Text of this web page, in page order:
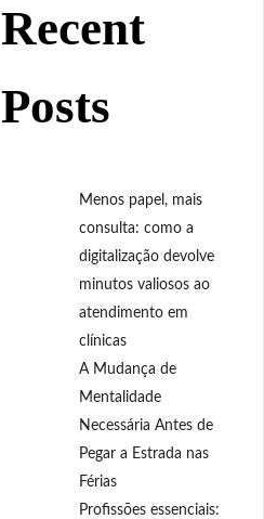
Recent
Posts
Menos papel, mais
consulta: como a
digitalização devolve
minutos valiosos ao
atendimento em
clínicas
A Mudança de
Mentalidade
Necessária Antes de
Pegar a Estrada nas
Férias
Profissões essenciais: